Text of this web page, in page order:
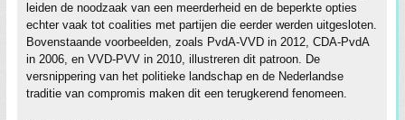
leiden de noodzaak van een meerderheid en de beperkte opties
echter vaak tot coalities met partijen die eerder werden uitgesloten.
Bovenstaande voorbeelden, zoals PvdA-VVD in 2012, CDA-PvdA
in 2006, en VVD-PVV in 2010, illustreren dit patroon. De
versnippering van het politieke landschap en de Nederlandse
traditie van compromis maken dit een terugkerend fenomeen.